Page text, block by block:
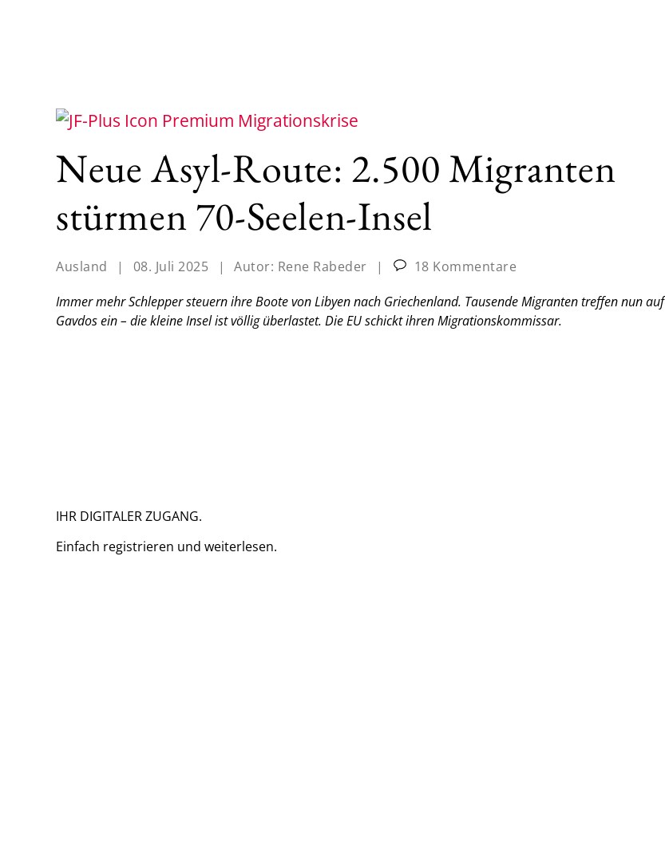
Migrationskrise
Neue Asyl-Route: 2.500 Migranten
stürmen 70-Seelen-Insel
Ausland | 08. Juli 2025 | Autor: Rene Rabeder |
18 Kommentare
Immer mehr Schlepper steuern ihre Boote von Libyen nach Griechenland. Tausende Migranten treffen nun auf
Gavdos ein – die kleine Insel ist völlig überlastet. Die EU schickt ihren Migrationskommissar.
IHR DIGITALER ZUGANG.
Einfach registrieren und weiterlesen.